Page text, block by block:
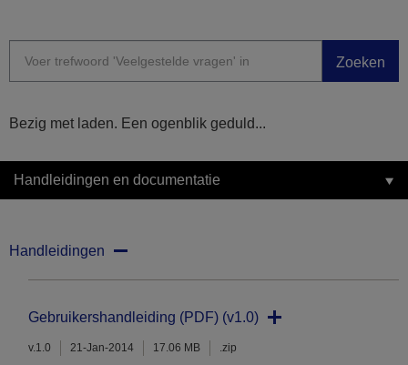
Zoeken
Bezig met laden. Een ogenblik geduld...
Handleidingen en documentatie
Handleidingen
Gebruikershandleiding (PDF) (v1.0)
v.1.0 21-Jan-2014 17.06 MB .zip